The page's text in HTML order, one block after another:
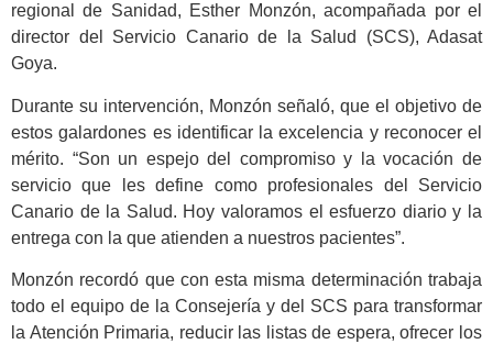
regional de Sanidad, Esther Monzón, acompañada por el
director del Servicio Canario de la Salud (SCS), Adasat
Goya.
Durante su intervención, Monzón señaló, que el objetivo de
estos galardones es identificar la excelencia y reconocer el
mérito. “Son un espejo del compromiso y la vocación de
servicio que les define como profesionales del Servicio
Canario de la Salud. Hoy valoramos el esfuerzo diario y la
entrega con la que atienden a nuestros pacientes”.
Monzón recordó que con esta misma determinación trabaja
todo el equipo de la Consejería y del SCS para transformar
la Atención Primaria, reducir las listas de espera, ofrecer los